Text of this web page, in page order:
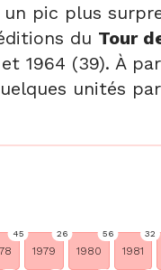
pic plus
du Tour
1964 (39). À
unités
45 26
1979
56
1980
32
1981